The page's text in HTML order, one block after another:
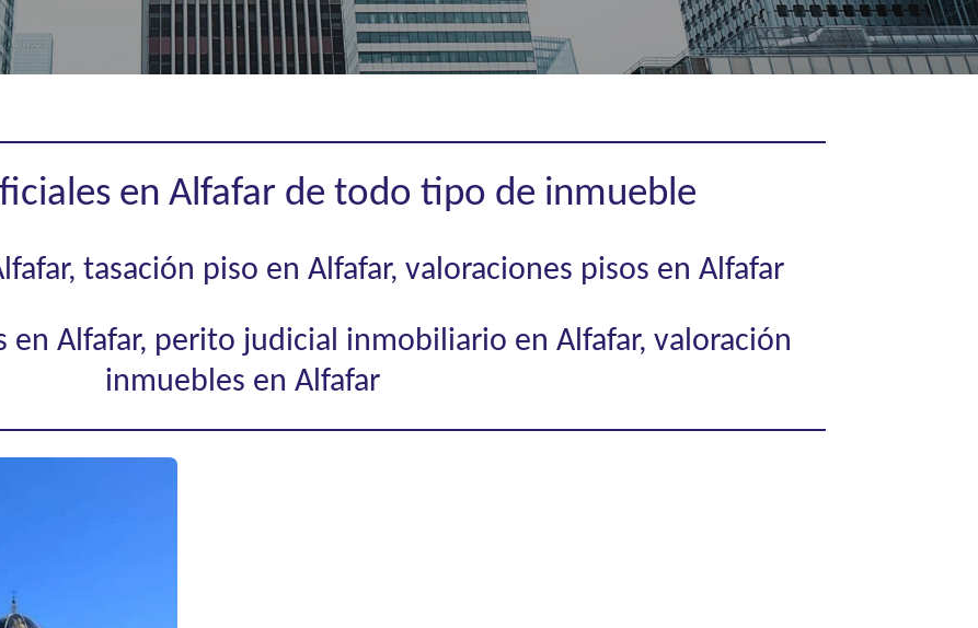
en Alfafar de todo tipo de inmueble
tasación piso en Alfafar, valoraciones pisos en Alfafar
en Alfafar, perito judicial inmobiliario en Alfafar, valoración
inmuebles en Alfafar